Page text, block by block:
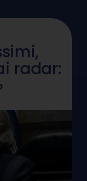
radar: